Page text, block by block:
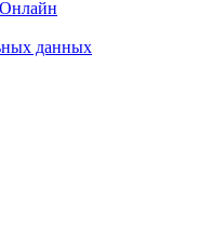
данных